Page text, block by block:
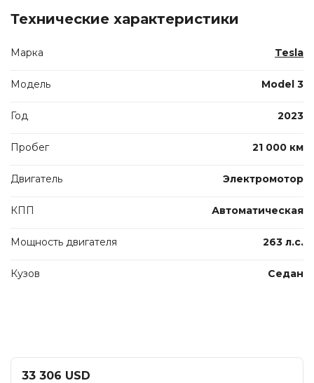
Технические характеристики
Марка Tesla
Модель Model 3
Год 2023
Пробег 21 000 км
Двигатель Электромотор
КПП Автоматическая
Мощность двигателя 263 л.с.
Кузов Седан
33 306 USD